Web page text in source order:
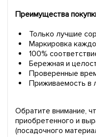
Преимущества
Только лучшие
Маркировка
100%
Бережная и
Проверенные
Приживаемость в
Обратите внимание,
приобретенного и
(посадочного